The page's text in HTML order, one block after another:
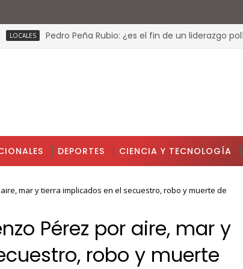
Pedro Peña Rubio: ¿es el fin de un liderazgo político?
DEPORTES CIENCIA Y TECNOLOGÍA
mar y tierra implicados en el secuestro, robo y muerte de
Pérez por aire, mar y
robo y muerte